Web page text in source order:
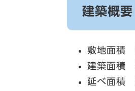
建築概要
敷地面積
建築面積
延べ面積